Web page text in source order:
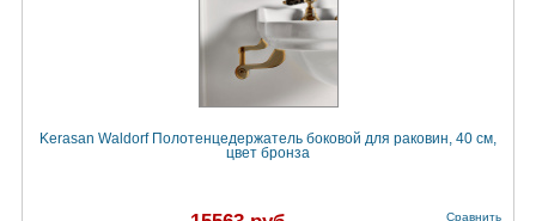
Kerasan Waldorf Полотенцедержатель боковой для раковин, 40 см,
цвет бронза
Сравнить